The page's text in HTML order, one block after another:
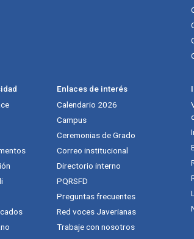
Enlaces de interés
Calendario 2026
Campus
Ceremonias de Grado
Correo institucional
Directorio interno
PQRSFD
Preguntas frecuentes
Red voces Javerianas
Trabaje con nosotros